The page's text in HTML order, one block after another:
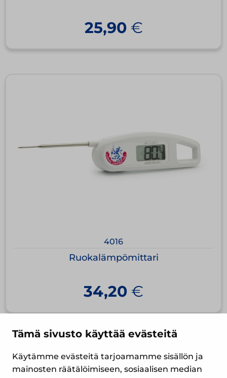
Tämä sivusto käyttää evästeitä
Käytämme evästeitä tarjoamamme sisällön ja
mainosten räätälöimiseen, sosiaalisen median
25,90 €
4016
Ruokalämpömittari
34,20 €